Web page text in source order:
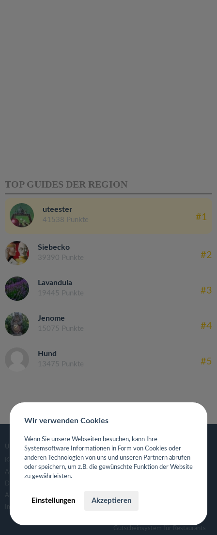
TOP GUIDES DER REGION
uteester
41538 Punkte #1
Siebecko
39390 Punkte #2
Lavandula
19445 Punkte #3
Jenome
15075 Punkte #4
Hund
13475 Punkte #5
ÜBER
Kontaktanfrage
AGB
Datenschutzerklärung
APP- & Benutzerdaten löschen
Impressum
GASTROGUIDE
Deutschland
Gutscheinsystem für Restaurants
Wir verwenden Cookies
Wenn Sie unsere Webseiten besuchen, kann Ihre
Systemsoftware Informationen in Form von Cookies oder
anderen Technologien von uns und unseren Partnern abrufen
oder speichern, um z.B. die gewünschte Funktion der Website
zu gewährleisten.
Einstellungen Akzeptieren